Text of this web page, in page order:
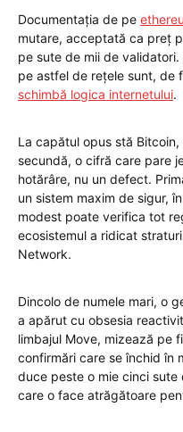
Documentația de pe
mutare, acceptată ca preț
pe sute de mii de
pe astfel de rețele sunt, de
schimbă logica internetului.
La capătul opus stă
secundă, o cifră care pare
hotărâre, nu un defect.
un sistem maxim de sigur,
modest poate verifica tot
ecosistemul a ridicat
Network.
Dincolo de numele mari, o
a apărut cu obsesia
limbajul Move, mizează pe
confirmări care se închid în
duce peste o mie cinci
care o face atrăgătoare